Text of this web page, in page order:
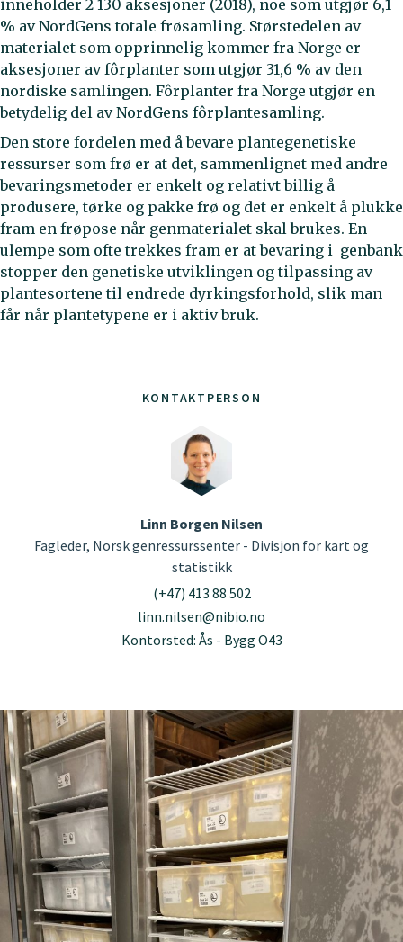
KONTAKTPERSON
Linn Borgen Nilsen
Fagleder, Norsk genressurssenter - Divisjon for kart og
statistikk
(+47) 413 88 502
linn.nilsen@nibio.no
Kontorsted: Ås - Bygg O43
inneholder 2 130 aksesjoner (2018), noe som utgjør 6,1
% av NordGens totale frøsamling. Størstedelen av
materialet som opprinnelig kommer fra Norge er
aksesjoner av fôrplanter som utgjør 31,6 % av den
nordiske samlingen. Fôrplanter fra Norge utgjør en
betydelig del av NordGens fôrplantesamling.
Den store fordelen med å bevare plantegenetiske
ressurser som frø er at det, sammenlignet med andre
bevaringsmetoder er enkelt og relativt billig å
produsere, tørke og pakke frø og det er enkelt å plukke
fram en frøpose når genmaterialet skal brukes. En
ulempe som ofte trekkes fram er at bevaring i genbank
stopper den genetiske utviklingen og tilpassing av
plantesortene til endrede dyrkingsforhold, slik man
får når plantetypene er i aktiv bruk.